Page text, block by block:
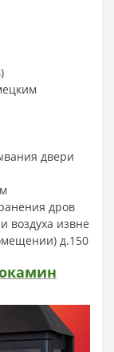
двери
дров
воздуха извне
д.150